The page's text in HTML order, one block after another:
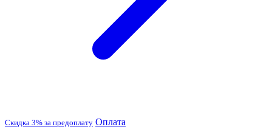
Скидка 3% за предоплату Оплата